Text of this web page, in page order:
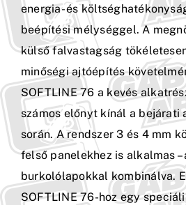
Rólunk
Kisokos
Referenciáinkból
Akcióink
Kapcsolat
energia- és
beépítési mélységgel. A
külső falvastagság
minőségi ajtóépítés
SOFTLINE 76 a kevés
számos előnyt kínál a bejárati
során. A rendszer 3 és 4 mm
felső panelekhez is alkalmas –
burkolólapokkal kombinálva.
SOFTLINE 76-hoz egy